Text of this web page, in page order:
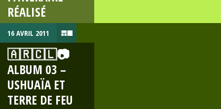
RÉALISÉ
16 AVRIL 2011
🇦🇷🇨🇱📷
ALBUM 03 –
USHUAÏA ET
TERRE DE FEU